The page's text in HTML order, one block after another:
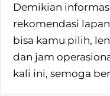
Demikian
rekomendasi
bisa kamu pilih,
dan jam
kali ini, semoga